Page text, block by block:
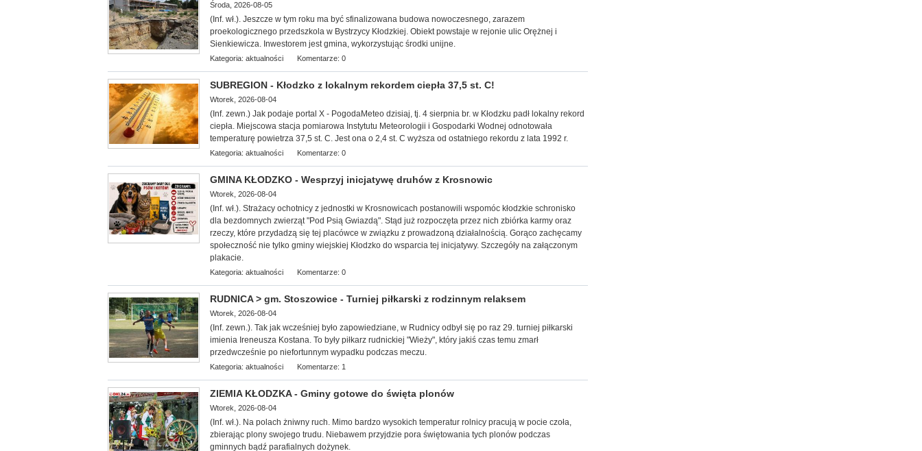
Środa, 2026-08-05
(Inf. wł.). Jeszcze w tym roku ma być sfinalizowana budowa nowoczesnego, zarazem
proekologicznego przedszkola w Bystrzycy Kłodzkiej. Obiekt powstaje w rejonie ulic Orężnej i
Sienkiewicza. Inwestorem jest gmina, wykorzystując środki unijne.
Kategoria: aktualności Komentarze: 0
SUBREGION - Kłodzko z lokalnym rekordem ciepła 37,5 st. C!
Wtorek, 2026-08-04
(Inf. zewn.) Jak podaje portal X - PogodaMeteo dzisiaj, tj. 4 sierpnia br. w Kłodzku padł lokalny rekord
ciepła. Miejscowa stacja pomiarowa Instytutu Meteorologii i Gospodarki Wodnej odnotowała
temperaturę powietrza 37,5 st. C. Jest ona o 2,4 st. C wyższa od ostatniego rekordu z lata 1992 r.
Kategoria: aktualności Komentarze: 0
GMINA KŁODZKO - Wesprzyj inicjatywę druhów z Krosnowic
Wtorek, 2026-08-04
(Inf. wł.). Strażacy ochotnicy z jednostki w Krosnowicach postanowili wspomóc kłodzkie schronisko
dla bezdomnych zwierząt "Pod Psią Gwiazdą". Stąd już rozpoczęta przez nich zbiórka karmy oraz
rzeczy, które przydadzą się tej placówce w związku z prowadzoną działalnością. Gorąco zachęcamy
społeczność nie tylko gminy wiejskiej Kłodzko do wsparcia tej inicjatywy. Szczegóły na załączonym
plakacie.
Kategoria: aktualności Komentarze: 0
RUDNICA > gm. Stoszowice - Turniej piłkarski z rodzinnym relaksem
Wtorek, 2026-08-04
(Inf. zewn.). Tak jak wcześniej było zapowiedziane, w Rudnicy odbył się po raz 29. turniej piłkarski
imienia Ireneusza Kostana. To były piłkarz rudnickiej "Wieży", który jakiś czas temu zmarł
przedwcześnie po niefortunnym wypadku podczas meczu.
Kategoria: aktualności Komentarze: 1
ZIEMIA KŁODZKA - Gminy gotowe do święta plonów
Wtorek, 2026-08-04
(Inf. wł.). Na polach żniwny ruch. Mimo bardzo wysokich temperatur rolnicy pracują w pocie czoła,
zbierając plony swojego trudu. Niebawem przyjdzie pora świętowania tych plonów podczas
gminnych bądź parafialnych dożynek.